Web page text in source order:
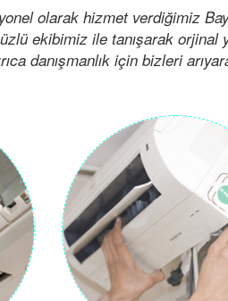
olarak hizmet verdiğimiz
ekibimiz ile tanışarak
danışmanlık için bizleri